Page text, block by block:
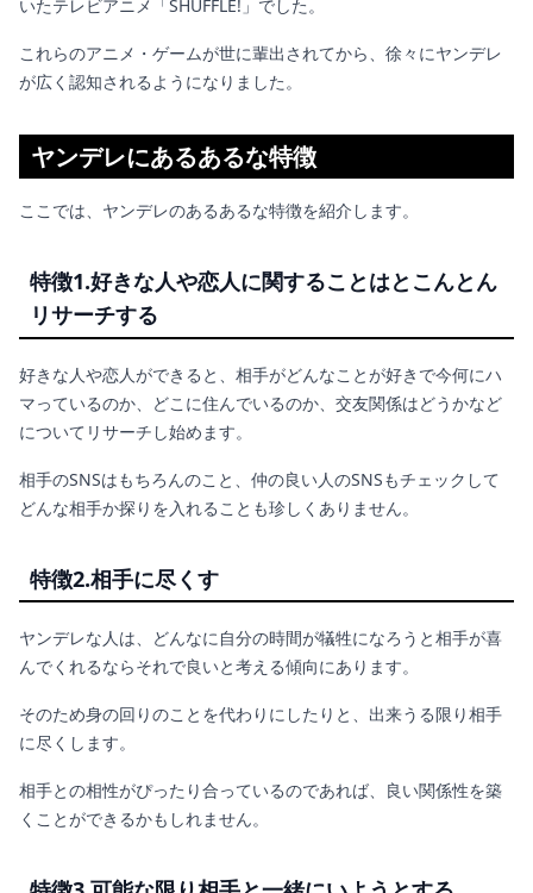
いたテレビアニメ「SHUFFLE!」でした。
これらのアニメ・ゲームが世に輩出されてから、徐々にヤンデレ
が広く認知されるようになりました。
ヤンデレにあるあるな特徴
ここでは、ヤンデレのあるあるな特徴を紹介します。
特徴1.好きな人や恋人に関することはとこんとん
リサーチする
好きな人や恋人ができると、相手がどんなことが好きで今何にハ
マっているのか、どこに住んでいるのか、交友関係はどうかなど
についてリサーチし始めます。
相手のSNSはもちろんのこと、仲の良い人のSNSもチェックして
どんな相手か探りを入れることも珍しくありません。
特徴2.相手に尽くす
ヤンデレな人は、どんなに自分の時間が犠牲になろうと相手が喜
んでくれるならそれで良いと考える傾向にあります。
そのため身の回りのことを代わりにしたりと、出来うる限り相手
に尽くします。
相手との相性がぴったり合っているのであれば、良い関係性を築
くことができるかもしれません。